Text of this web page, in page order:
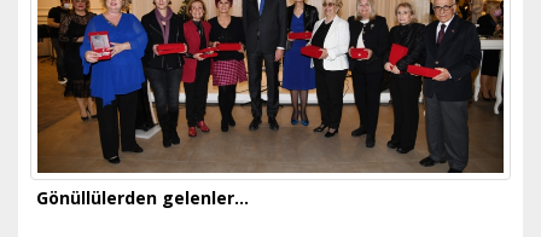
Gönüllülerden gelenler...